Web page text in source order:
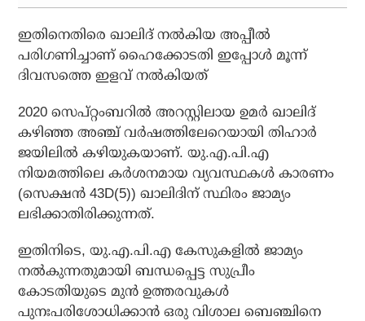
ഇതിനെതിരെ ഖാലിദ് നല്‍കിയ അപ്പീല്‍
പരിഗണിച്ചാണ് ഹൈക്കോടതി ഇപ്പോള്‍ മൂന്ന്
ദിവസത്തെ ഇളവ് നല്‍കിയത്
2020 സെപ്റ്റംബറില്‍ അറസ്റ്റിലായ ഉമര്‍ ഖാലിദ്
കഴിഞ്ഞ അഞ്ച് വര്‍ഷത്തിലേറെയായി തിഹാര്‍
ജയിലില്‍ കഴിയുകയാണ്. യു.എ.പി.എ
നിയമത്തിലെ കര്‍ശനമായ വ്യവസ്ഥകള്‍ കാരണം
(സെക്ഷന്‍ 43D(5)) ഖാലിദിന് സ്ഥിരം ജാമ്യം
ലഭിക്കാതിരിക്കുന്നത്.
ഇതിനിടെ, യു.എ.പി.എ കേസുകളില്‍ ജാമ്യം
നല്‍കുന്നതുമായി ബന്ധപ്പെട്ട സുപ്രീം
കോടതിയുടെ മുന്‍ ഉത്തരവുകള്‍
പുനഃപരിശോധിക്കാന്‍ ഒരു വിശാല ബെഞ്ചിനെ